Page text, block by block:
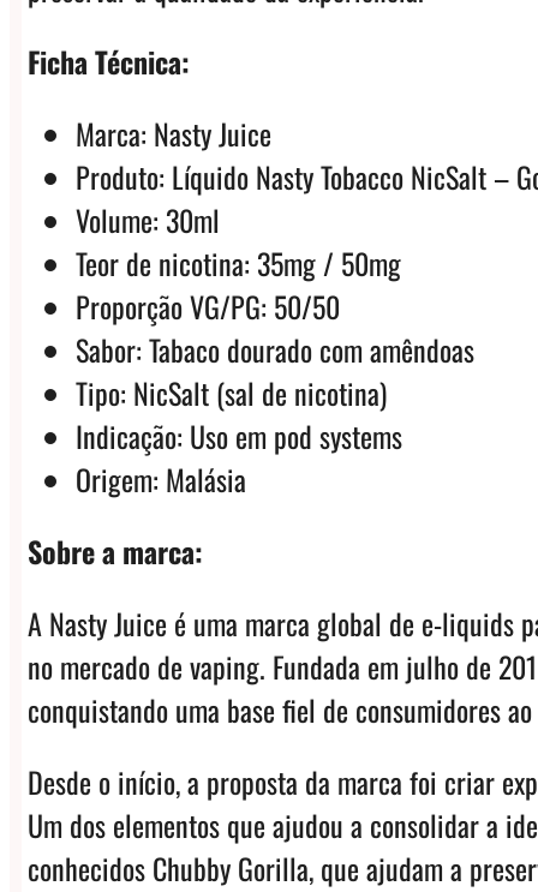
Ficha Técnica:
Marca: Nasty Juice
Produto: Líquido Nasty Tobacco NicSalt –
Volume: 30ml
Teor de nicotina: 35mg / 50mg
Proporção VG/PG: 50/50
Sabor: Tabaco dourado com amêndoas
Tipo: NicSalt (sal de nicotina)
Indicação: Uso em pod systems
Origem: Malásia
Sobre a marca:
A Nasty Juice é uma marca global de e-liquids
no mercado de vaping. Fundada em julho de
conquistando uma base fiel de consumidores
Desde o início, a proposta da marca foi criar
Um dos elementos que ajudou a consolidar a
conhecidos Chubby Gorilla, que ajudam a